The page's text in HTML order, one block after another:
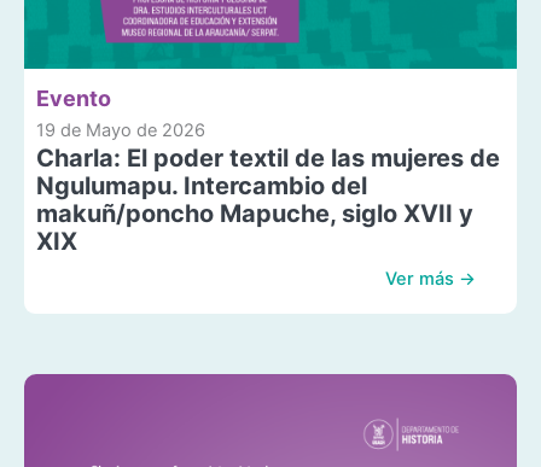
Evento
19 de Mayo de 2026
Charla: El poder textil de las mujeres de
Ngulumapu. Intercambio del
makuñ/poncho Mapuche, siglo XVII y
XIX
Ver más →